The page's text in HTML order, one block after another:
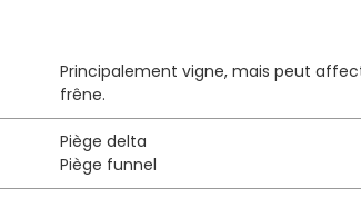
Principalement vigne, mais peut
frêne.
Piège delta
Piège funnel